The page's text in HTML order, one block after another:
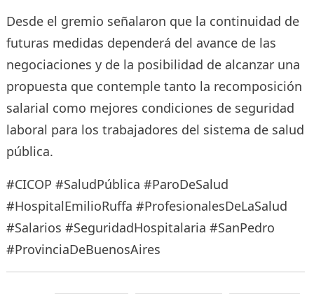
Desde el gremio señalaron que la continuidad de
futuras medidas dependerá del avance de las
negociaciones y de la posibilidad de alcanzar una
propuesta que contemple tanto la recomposición
salarial como mejores condiciones de seguridad
laboral para los trabajadores del sistema de salud
pública.
#CICOP #SaludPública #ParoDeSalud
#HospitalEmilioRuffa #ProfesionalesDeLaSalud
#Salarios #SeguridadHospitalaria #SanPedro
#ProvinciaDeBuenosAires